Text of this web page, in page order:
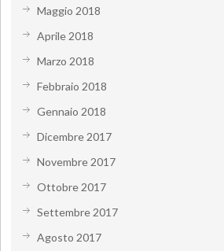
Maggio 2018
Aprile 2018
Marzo 2018
Febbraio 2018
Gennaio 2018
Dicembre 2017
Novembre 2017
Ottobre 2017
Settembre 2017
Agosto 2017